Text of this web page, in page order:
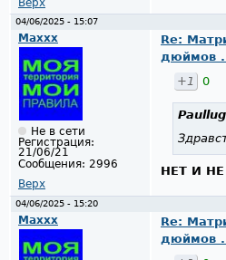
04/06/2025 - 15:07
Maxxx
Не в сети
Регистрация:
21/06/21
Сообщения: 2996
Верх
Re:
дюймов
+1
0
НЕТ И
04/06/2025 - 15:20
Maxxx
Re:
дюймов